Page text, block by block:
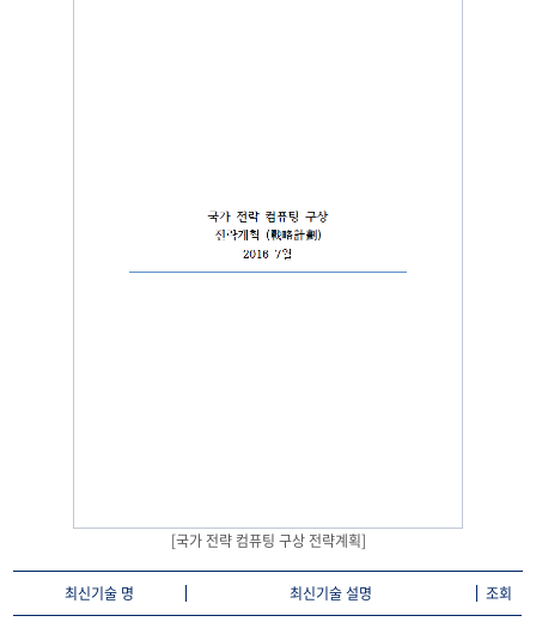
[국가 전략 컴퓨팅 구상 전략계획]
최신기술 명 최신기술 설명 조회